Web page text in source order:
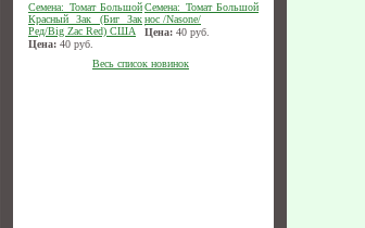
Семена: Томат Большой
Красный Зак (Биг Зак
Ред/Big Zac Red) США
Цена: 40 руб.
Семена: Томат Большой
нос /Nasone/
Цена: 40 руб.
Весь список новинок